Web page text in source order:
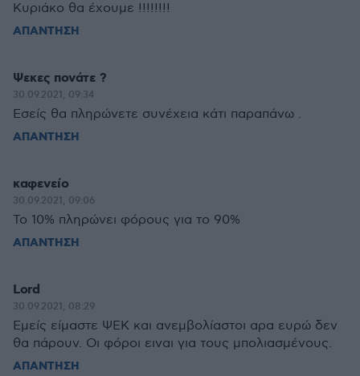
Κυριάκο θα έχουμε !!!!!!!!
ΑΠΑΝΤΗΣΗ
Ψεκες πονάτε ?
30.09.2021, 09:34
Εσείς θα πληρώνετε συνέχεια κάτι παραπάνω .
ΑΠΑΝΤΗΣΗ
καφενείο
30.09.2021, 09:06
Το 10% πληρώνει φόρους για το 90%
ΑΠΑΝΤΗΣΗ
Lord
30.09.2021, 08:29
Εμείς είμαστε ΨΕΚ και ανεμβολίαστοι αρα ευρώ δεν
θα πάρουν. Οι φόροι ειναι για τους μπολιασμένους.
ΑΠΑΝΤΗΣΗ